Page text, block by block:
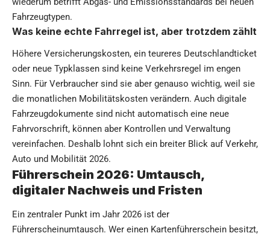
Fahrzeugtypen.
Was keine echte Fahrregel ist, aber trotzdem zählt
Höhere Versicherungskosten, ein teureres Deutschlandticket
oder neue Typklassen sind keine Verkehrsregel im engen
Sinn. Für Verbraucher sind sie aber genauso wichtig, weil sie
die monatlichen Mobilitätskosten verändern. Auch digitale
Fahrzeugdokumente sind nicht automatisch eine neue
Fahrvorschrift, können aber Kontrollen und Verwaltung
vereinfachen. Deshalb lohnt sich ein breiter Blick auf Verkehr,
Auto und Mobilität 2026.
Führerschein 2026: Umtausch,
digitaler Nachweis und Fristen
Ein zentraler Punkt im Jahr 2026 ist der
Führerscheinumtausch. Wer einen Kartenführerschein besitzt,